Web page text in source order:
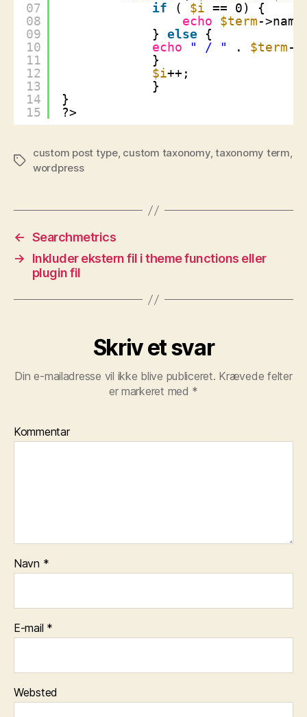
07
08
09
10
11
12
13
14
15
if
( $i == 0) {
echo
$term-
} else
{
echo
" / " . $term-
}
$i++;
}
}
?>
Tags
custom post type, custom taxonomy,taxonomy term,
wordpress
← Searchmetrics
→
Inkluder ekstern fil i theme functions eller
plugin fil
Skriv et svar
Din e-mailadresse vil ikke blive publiceret. Krævede felter
er markeret med *
Kommentar
Navn *
E-mail *
Websted